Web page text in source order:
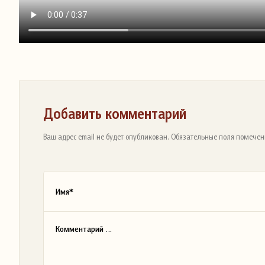
Добавить комментарий
Ваш адрес email не будет опубликован. Обязательные поля